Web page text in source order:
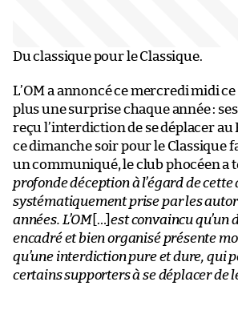
Du classique pour le Classique.
L’OM a annoncé ce mercredi midi ce
plus une surprise chaque année :
reçu l’interdiction de se déplacer au
ce dimanche soir pour le Classique
un communiqué, le club phocéen a
profonde déception à l’égard de
systématiquement prise par les
années. L’OM[…]est convaincu qu’un
encadré et bien organisé présente
qu’une interdiction pure et dure, qui
certains supporters à se déplacer de